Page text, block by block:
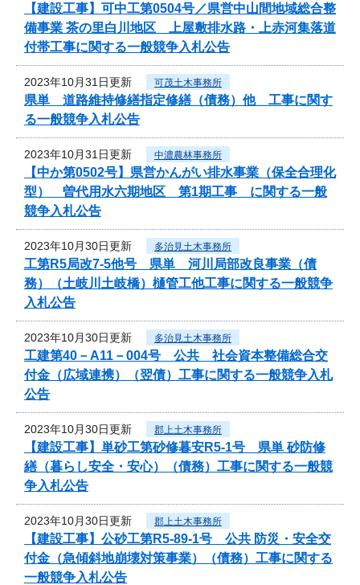
【建設工事】可中工第0504号／県営中山間地域総合整
備事業 茶の里白川地区 上屋敷排水路・上赤河集落道
付帯工事に関する一般競争入札公告
2023年10月31日更新 可茂土木事務所
県単 道路維持修繕指定修繕（債務）他 工事に関す
る一般競争入札公告
2023年10月31日更新 中濃農林事務所
【中か第0502号】県営かんがい排水事業（保全合理化
型） 曽代用水六期地区 第1期工事 に関する一般
競争入札公告
2023年10月30日更新 多治見土木事務所
工第R5局改7-5他号 県単 河川局部改良事業（債
務）（土岐川土岐橋）樋管工他工事に関する一般競争
入札公告
2023年10月30日更新 多治見土木事務所
工建第40－A11－004号 公共 社会資本整備総合交
付金（広域連携）（翌債）工事に関する一般競争入札
公告
2023年10月30日更新 郡上土木事務所
【建設工事】単砂工第砂修暮安R5-1号 県単 砂防修
繕（暮らし安全・安心）（債務）工事に関する一般競
争入札公告
2023年10月30日更新 郡上土木事務所
【建設工事】公砂工第R5-89-1号 公共 防災・安全交
付金（急傾斜地崩壊対策事業）（債務）工事に関する
一般競争入札公告